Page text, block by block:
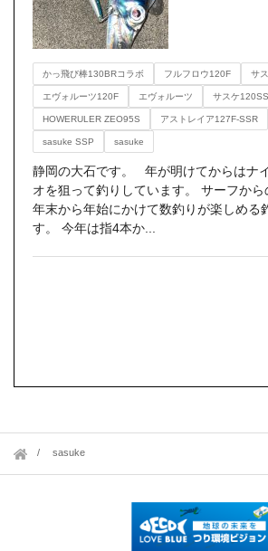
かっ飛び棒130BRコラボ フルフロウ120F サ
エヴォルーツ120F エヴォルーツ サスケ
HOWERULER ZEO95S アストレイア127F-SSR
sasuke SSP sasuke
静岡の大石です。 年が明けてからはナ
オを狙って釣りしています。 サーフか
年末から年始にかけて数釣りが楽しめる
す。 今年は指4本か...
sasuke